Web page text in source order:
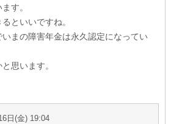
す。
といいですね。
まの障害年金は永久認定になってい
思います。
日(金) 19:04